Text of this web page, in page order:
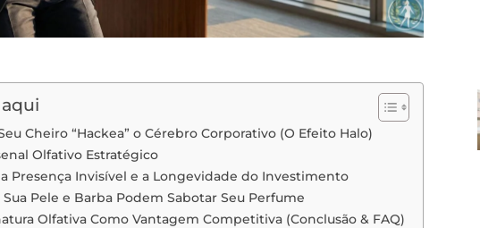
Cheiro “Hackea” o Cérebro Corporativo (O Efeito Halo)
Olfativo Estratégico
Presença Invisível e a Longevidade do Investimento
Sua Pele e Barba Podem Sabotar Seu Perfume
Olfativa Como Vantagem Competitiva (Conclusão & FAQ)